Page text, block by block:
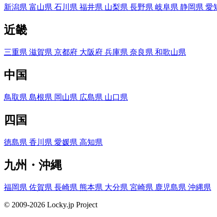
新潟県 富山県 石川県 福井県 山梨県 長野県 岐阜県 静岡県 愛
近畿
三重県 滋賀県 京都府 大阪府 兵庫県 奈良県 和歌山県
中国
鳥取県 島根県 岡山県 広島県 山口県
四国
徳島県 香川県 愛媛県 高知県
九州・沖縄
福岡県 佐賀県 長崎県 熊本県 大分県 宮崎県 鹿児島県 沖縄県
© 2009-2026 Locky.jp Project